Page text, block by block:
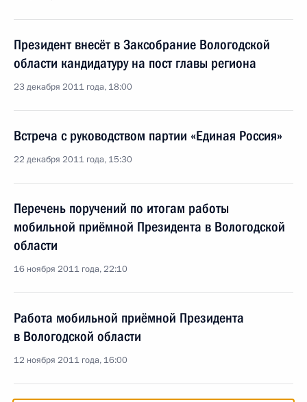
Президент внесёт в Заксобрание Вологодской
области кандидатуру на пост главы региона
23 декабря 2011 года, 18:00
Встреча с руководством партии «Единая Россия»
22 декабря 2011 года, 15:30
Перечень поручений по итогам работы
мобильной приёмной Президента в Вологодской
области
16 ноября 2011 года, 22:10
Работа мобильной приёмной Президента
в Вологодской области
12 ноября 2011 года, 16:00